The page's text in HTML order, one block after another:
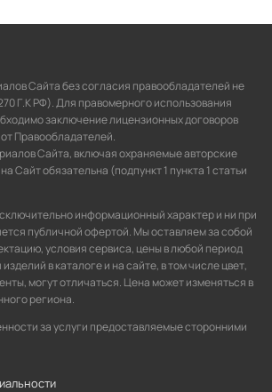
Сайта без согласия правообладателей не
Г.К РФ). Для правомерного использования
заключение лицензионных договоров
Правообладателей.
Сайта, включая охраняемые авторские
Сайт обязательна (подпункт 1 пункта 1 статьи
информационный характер и ни при
публичной офертой. Мы оставляем за собой
условия сервиса, цены в любой период
в каталоге и на сайте, в том числе цвет,
могут отличаться. Цена может изменяться в
региона.
за услуги предоставляемые сторонними